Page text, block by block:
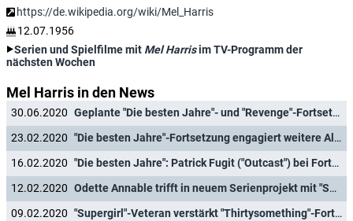
https://de.wikipedia.org/wiki/Mel_Harris
12.07.1956
Serien und Spielfilme mit Mel Harrisim TV-Programm der
nächsten Wochen
Mel Harris in den News
30.06.2020
Geplante "Die besten Jahre"- und "Revenge"-Fortsetzungen werden auf Eis gelegt
23.02.2020
"Die besten Jahre"-Fortsetzung engagiert weitere Altstars
16.02.2020
"Die besten Jahre": Patrick Fugit ("Outcast") bei Fortsetzung mit dabei
12.02.2020
Odette Annable trifft in neuem Serienprojekt mit "Supergirl"-Kollegen Chris Wood zusammen
09.02.2020
"Supergirl"-Veteran verstärkt "Thirtysomething"-Fortsetzung